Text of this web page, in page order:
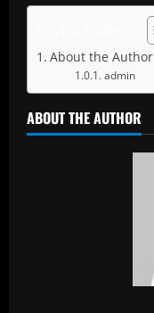
About the Author
admin
ABOUT THE AUTHOR